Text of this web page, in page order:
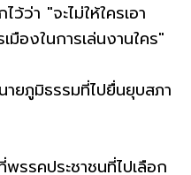
ว่า "จะไม่ให้ใครเอา
มืองในการเล่นงานใคร"
ยภูมิธรรมที่ไปยื่นยุบสภา
รรคประชาชนที่ไปเลือก